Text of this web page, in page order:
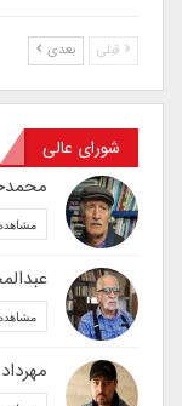
قبلی بعدی
شورای عالی
مشاهده
مشاهده